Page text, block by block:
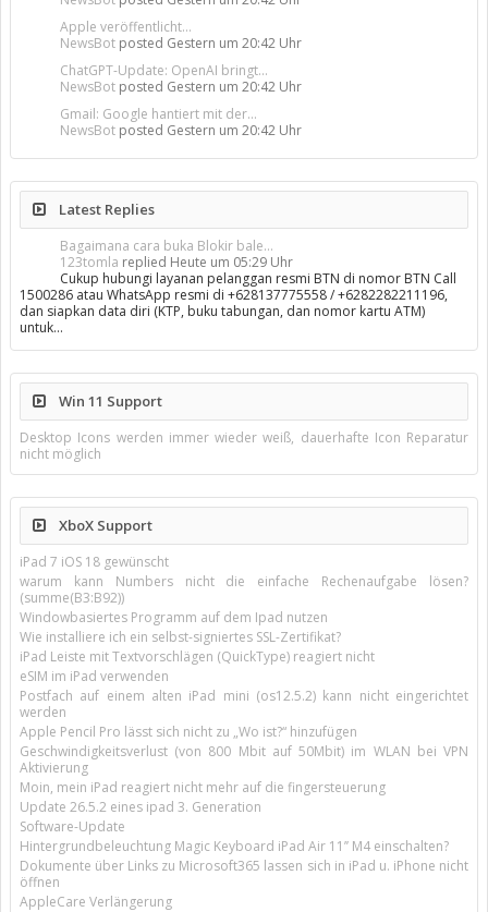
Apple veröffentlicht...
NewsBot posted Gestern um 20:42 Uhr
ChatGPT-Update: OpenAI bringt...
NewsBot posted Gestern um 20:42 Uhr
Gmail: Google hantiert mit der...
NewsBot posted Gestern um 20:42 Uhr
Latest Replies
Bagaimana cara buka Blokir bale...
123tomla replied Heute um 05:29 Uhr
Cukup hubungi layanan pelanggan resmi BTN di nomor BTN Call
1500286 atau WhatsApp resmi di +628137775558 / +6282282211196,
dan siapkan data diri (KTP, buku tabungan, dan nomor kartu ATM)
untuk…
Win 11 Support
Desktop Icons werden immer wieder weiß, dauerhafte Icon Reparatur
nicht möglich
XboX Support
iPad 7 iOS 18 gewünscht
warum kann Numbers nicht die einfache Rechenaufgabe lösen?
(summe(B3:B92))
Windowbasiertes Programm auf dem Ipad nutzen
Wie installiere ich ein selbst-signiertes SSL-Zertifikat?
iPad Leiste mit Textvorschlägen (QuickType) reagiert nicht
eSIM im iPad verwenden
Postfach auf einem alten iPad mini (os12.5.2) kann nicht eingerichtet
werden
Apple Pencil Pro lässt sich nicht zu „Wo ist?“ hinzufügen
Geschwindigkeitsverlust (von 800 Mbit auf 50Mbit) im WLAN bei VPN
Aktivierung
Moin, mein iPad reagiert nicht mehr auf die fingersteuerung
Update 26.5.2 eines ipad 3. Generation
Software-Update
Hintergrundbeleuchtung Magic Keyboard iPad Air 11’’ M4 einschalten?
Dokumente über Links zu Microsoft365 lassen sich in iPad u. iPhone nicht
öffnen
AppleCare Verlängerung